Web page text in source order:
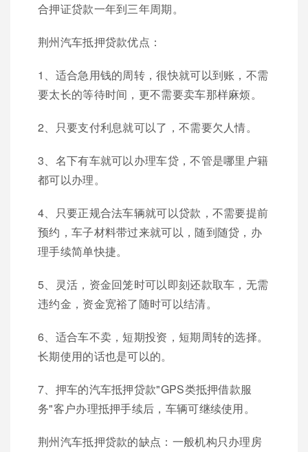
合押证贷款一年到三年周期。
荆州汽车抵押贷款优点：
1、适合急用钱的周转，很快就可以到账，不需
要太长的等待时间，更不需要卖车那样麻烦。
2、只要支付利息就可以了，不需要欠人情。
3、名下有车就可以办理车贷，不管是哪里户籍
都可以办理。
4、只要正规合法车辆就可以贷款，不需要提前
预约，车子材料带过来就可以，随到随贷，办
理手续简单快捷。
5、灵活，资金回笼时可以即刻还款取车，无需
违约金，资金宽裕了随时可以结清。
6、适合车不卖，短期投资，短期周转的选择。
长期使用的话也是可以的。
7、押车的汽车抵押贷款"GPS类抵押借款服
务"客户办理抵押手续后，车辆可继续使用。
荆州汽车抵押贷款的缺点：一般机构只办理房